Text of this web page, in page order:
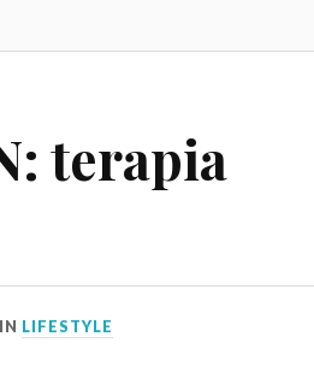
terapia
IN LIFESTYLE